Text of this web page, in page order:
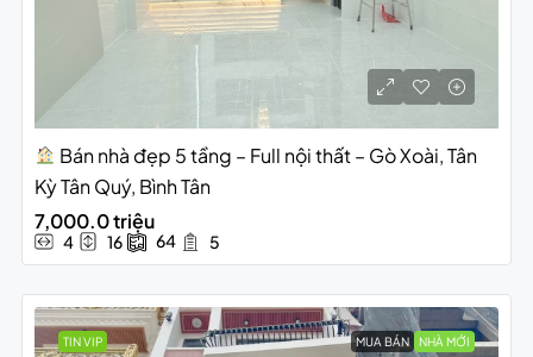
Bán nhà đẹp 5 tầng – Full nội thất – Gò Xoài, Tân
Kỳ Tân Quý, Bình Tân
7,000.0 triệu
4 16 64 5
TIN VIP MUA BÁN NHÀ MỚI